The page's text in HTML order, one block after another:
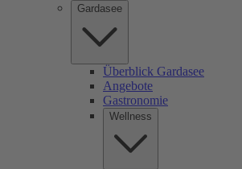
Gardasee
Überblick Gardasee
Angebote
Gastronomie
Wellness